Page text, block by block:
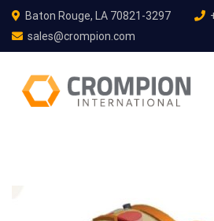
Baton Rouge, LA 70821-3297
sales@crompion.com